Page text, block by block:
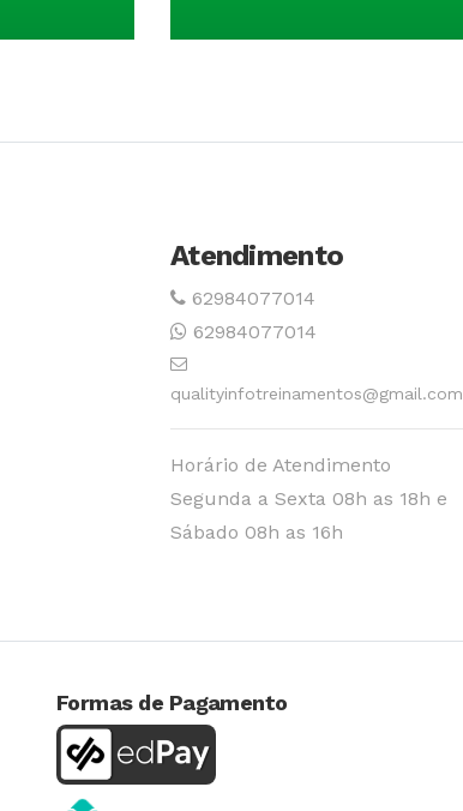
Atendimento
62984077014
62984077014
qualityinfotreinamentos@gmail.com
Horário de Atendimento
Segunda a Sexta 08h as 18h e
Sábado 08h as 16h
Formas de Pagamento